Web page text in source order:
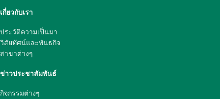
เกี่ยวกับเรา
ประวัติความเป็นมา
วิสัยทัศน์และพันธกิจ
สาขาต่างๆ
ข่าวประชาสัมพันธ์
กิจกรรมต่างๆ